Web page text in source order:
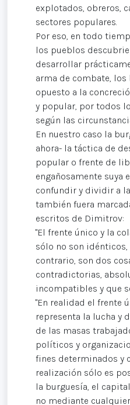
explotados, obreros,
sectores populares.
Por eso, en todo
los pueblos
desarrollar
arma de combate, los
opuesto a la
y popular, por todos
según las
En nuestro caso la
ahora- la táctica de
popular o frente de
engañosamente suya
confundir y dividir a
también fuera
escritos de Dimitrov:
"El frente único y la
sólo no son idénticos,
contrario, son dos
contradictorias,
incompatibles y que
"En realidad el frente
representa la lucha y
de las masas
políticos y
fines determinados y
realización sólo es
la burguesía, el
no mediante